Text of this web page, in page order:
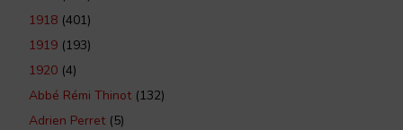
1918 (401)
1919 (193)
1920 (4)
Abbé Rémi Thinot(132)
Adrien Perret(5)